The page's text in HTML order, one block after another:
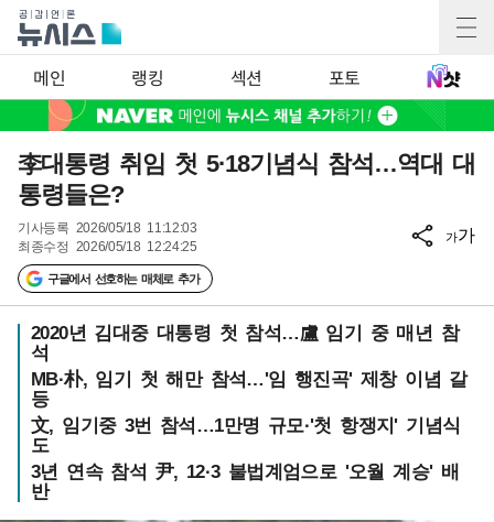
메인 랭킹 섹션 포토
李대통령 취임 첫 5·18기념식 참석…역대 대
통령들은?
기사등록 2026/05/18 11:12:03
최종수정 2026/05/18 12:24:25
구글에서 선호하는 매체로 추가
가가
2020년 김대중 대통령 첫 참석…盧 임기 중 매년 참
석
MB·朴, 임기 첫 해만 참석…'임 행진곡' 제창 이념 갈
등
文, 임기중 3번 참석…1만명 규모·'첫 항쟁지' 기념식
도
3년 연속 참석 尹, 12·3 불법계엄으로 '오월 계승' 배
반